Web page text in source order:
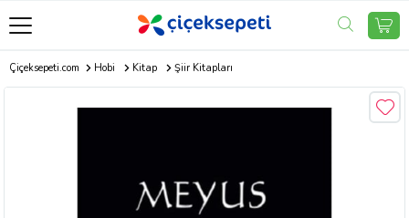
Çiçeksepeti.com Hobi Kitap Şiir Kitapları